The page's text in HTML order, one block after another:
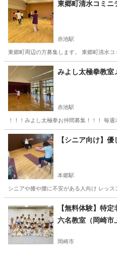
東郷町清水コミニ
赤池駅
東郷町周辺の方募集します。 東郷町清水
愛知 愛知郡 赤池駅 太極拳
みよし太極拳教
赤池駅
！！！みよし太極拳お仲間募集！！！
愛知 愛知郡 太極拳
【シニア向け】
本郷駅
シニアや膝や腰に不安がある人向け レッ
本郷駅 ヨガ
【無料体験】特
六名教室（岡崎市
時～）
岡崎市